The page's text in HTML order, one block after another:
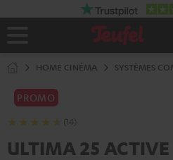
Page
HOME CINÉMA SYSTÈMES
PROMO
(14)
ULTIMA 25